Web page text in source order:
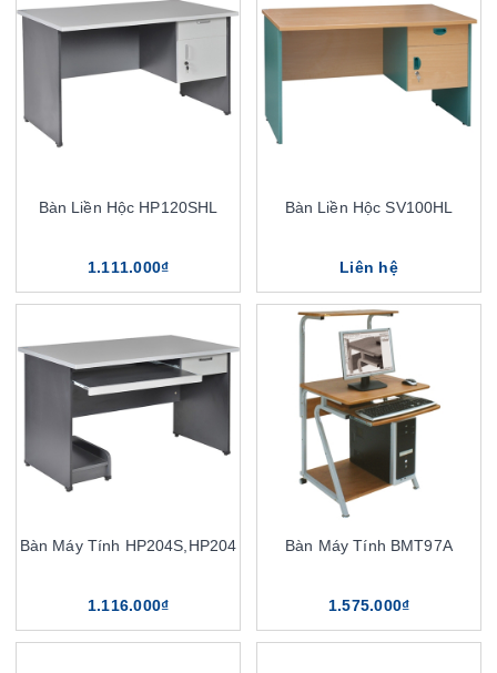
Bàn Liền Hộc HP120SHL
1.111.000₫
Bàn Liền Hộc SV100HL
Liên hệ
Bàn Máy Tính HP204S,HP204
1.116.000₫
Bàn Máy Tính BMT97A
1.575.000₫